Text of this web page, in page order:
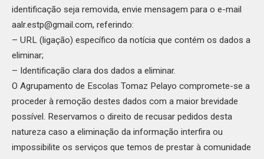
identificação seja removida, envie mensagem para o e-mail
aalr.estp@gmail.com, referindo:
– URL (ligação) específico da notícia que contém os dados a
eliminar;
– Identificação clara dos dados a eliminar.
O Agrupamento de Escolas Tomaz Pelayo compromete-se a
proceder à remoção destes dados com a maior brevidade
possível. Reservamos o direito de recusar pedidos desta
natureza caso a eliminação da informação interfira ou
impossibilite os serviços que temos de prestar à comunidade